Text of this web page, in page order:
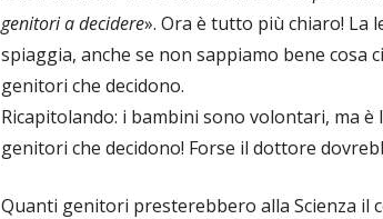
genitori a decidere». Ora è tutto più chiaro! La
spiaggia, anche se non sappiamo bene cosa
genitori che decidono.
Ricapitolando: i bambini sono volontari, ma
genitori che decidono! Forse il dottore
Quanti genitori presterebbero alla Scienza